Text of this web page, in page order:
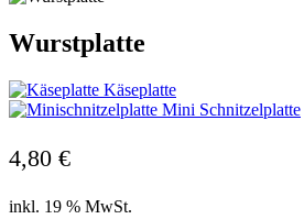
Wurstplatte
Käseplatte
Mini Schnitzelplatte
4,80 €
inkl. 19 % MwSt.